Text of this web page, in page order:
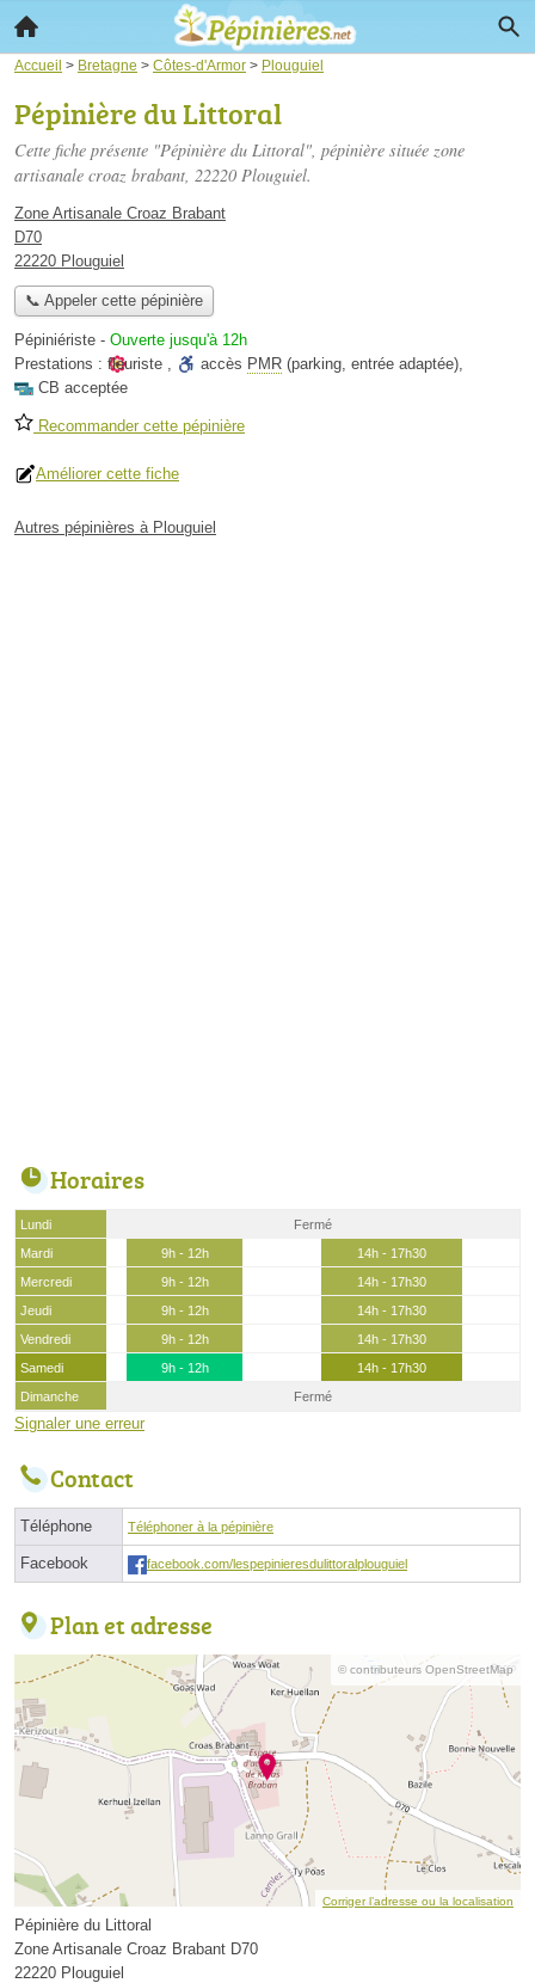
Accueil > Bretagne > Côtes-d'Armor > Plouguiel
Pépinière du Littoral
Cette fiche présente "Pépinière du Littoral", pépinière située zone
artisanale croaz brabant, 22220 Plouguiel.
Zone Artisanale Croaz Brabant
D70
22220 Plouguiel
📞 Appeler cette pépinière
Pépiniériste - Ouverte jusqu'à 12h
Prestations : fleuriste , accès PMR (parking, entrée adaptée),
CB acceptée
Recommander cette pépinière
Améliorer cette fiche
Autres pépinières à Plouguiel
Horaires
Lundi
Fermé
Mardi
9h - 12h
14h - 17h30
Mercredi
9h - 12h
14h - 17h30
Jeudi
9h - 12h
14h - 17h30
Vendredi
9h - 12h
14h - 17h30
Samedi
9h - 12h
14h - 17h30
Dimanche
Fermé
Signaler une erreur
Contact
Téléphone Téléphoner à la pépinière
Facebook facebook.com/lespepinieresdulittoralplouguiel
Plan et adresse
© contributeurs OpenStreetMap
Corriger l’adresse ou la localisation
Pépinière du Littoral
Zone Artisanale Croaz Brabant D70
22220 Plouguiel